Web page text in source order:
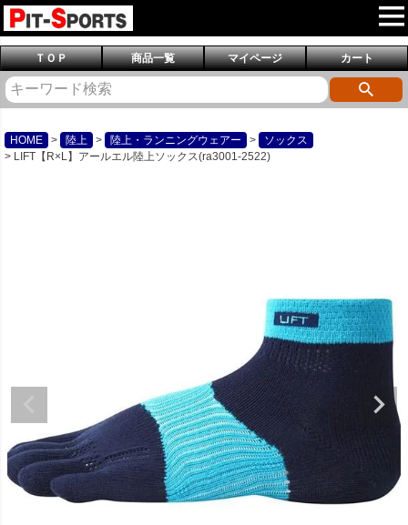
ＴＯＰ 商品一覧 マイページ カート
HOME 陸上 陸上・ランニングウェアー
ソックス
LIFT【R×L】アールエル陸上ソックス(ra3001-2522)